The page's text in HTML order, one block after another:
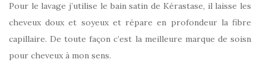
Pour le lavage j’utilise le bain satin de Kérastase, il laisse les
cheveux doux et soyeux et répare en profondeur la fibre
capillaire. De toute façon c’est la meilleure marque de soisn
pour cheveux à mon sens.